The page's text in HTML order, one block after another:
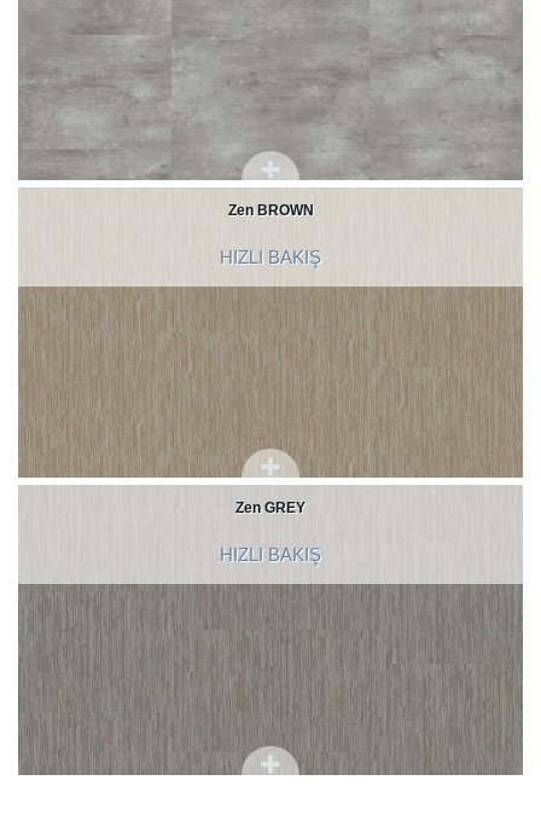
Zen BROWN
HIZLI BAKIŞ
Zen GREY
HIZLI BAKIŞ